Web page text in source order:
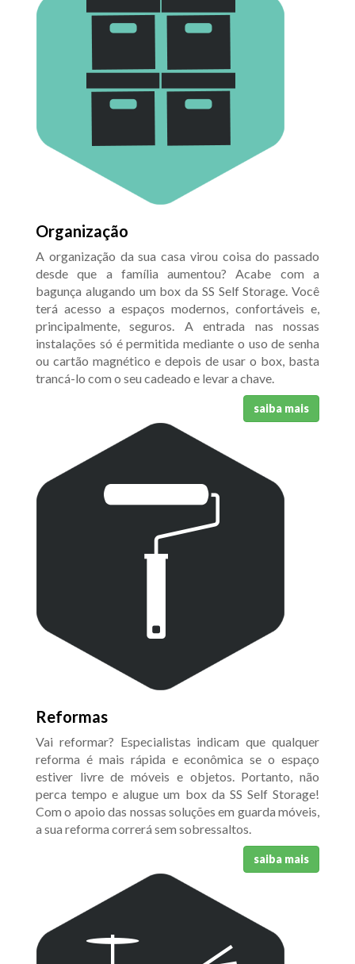
Organização
A organização da sua casa virou coisa do passado
desde que a família aumentou? Acabe com a
bagunça alugando um box da SS Self Storage. Você
terá acesso a espaços modernos, confortáveis e,
principalmente, seguros. A entrada nas nossas
instalações só é permitida mediante o uso de senha
ou cartão magnético e depois de usar o box, basta
trancá-lo com o seu cadeado e levar a chave.
saiba mais
Reformas
Vai reformar? Especialistas indicam que qualquer
reforma é mais rápida e econômica se o espaço
estiver livre de móveis e objetos. Portanto, não
perca tempo e alugue um box da SS Self Storage!
Com o apoio das nossas soluções em guarda móveis,
a sua reforma correrá sem sobressaltos.
saiba mais